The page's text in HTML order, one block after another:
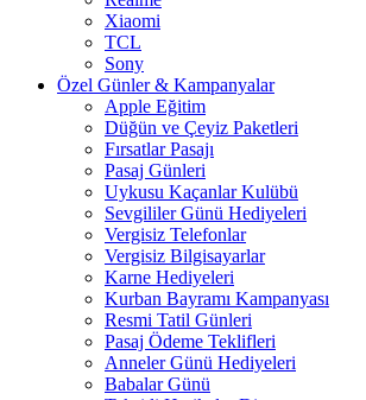
Xiaomi
TCL
Sony
Özel Günler & Kampanyalar
Apple Eğitim
Düğün ve Çeyiz Paketleri
Fırsatlar Pasajı
Pasaj Günleri
Uykusu Kaçanlar Kulübü
Sevgililer Günü Hediyeleri
Vergisiz Telefonlar
Vergisiz Bilgisayarlar
Karne Hediyeleri
Kurban Bayramı Kampanyası
Resmi Tatil Günleri
Pasaj Ödeme Teklifleri
Anneler Günü Hediyeleri
Babalar Günü